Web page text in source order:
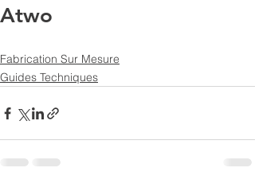
Atwo
Fabrication Sur Mesure
Guides Techniques